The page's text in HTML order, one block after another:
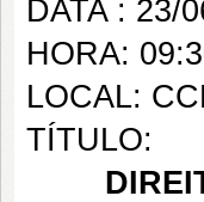
DATA : 23/
HORA:
LOCAL:
TÍTULO: